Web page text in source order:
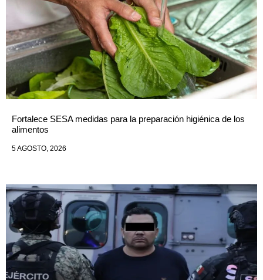
Fortalece SESA medidas para la preparación higiénica de los
alimentos
5 AGOSTO, 2026